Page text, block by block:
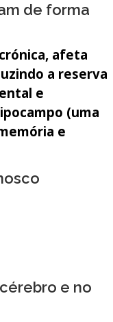
de forma
afeta
a reserva
e
(uma
e
e no